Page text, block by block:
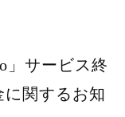
」サービス終
関するお知